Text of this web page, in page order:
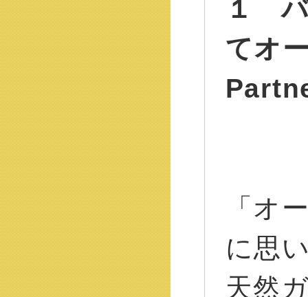
１ バ
てオ
「オ
に思
天然